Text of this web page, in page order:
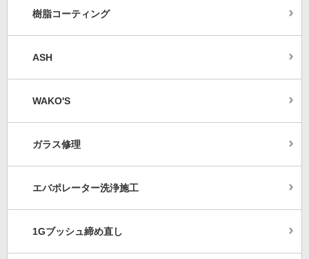
樹脂コーティング
ASH
WAKO'S
ガラス修理
エバポレーター洗浄施工
1Gブッシュ締め直し